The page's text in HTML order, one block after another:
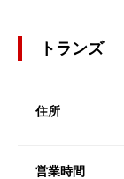
トランズ
住所
営業時間